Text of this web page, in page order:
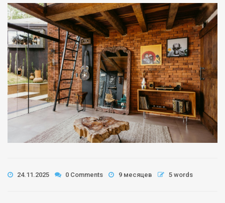
24.11.2025 0 Comments 9 месяцев 5 words